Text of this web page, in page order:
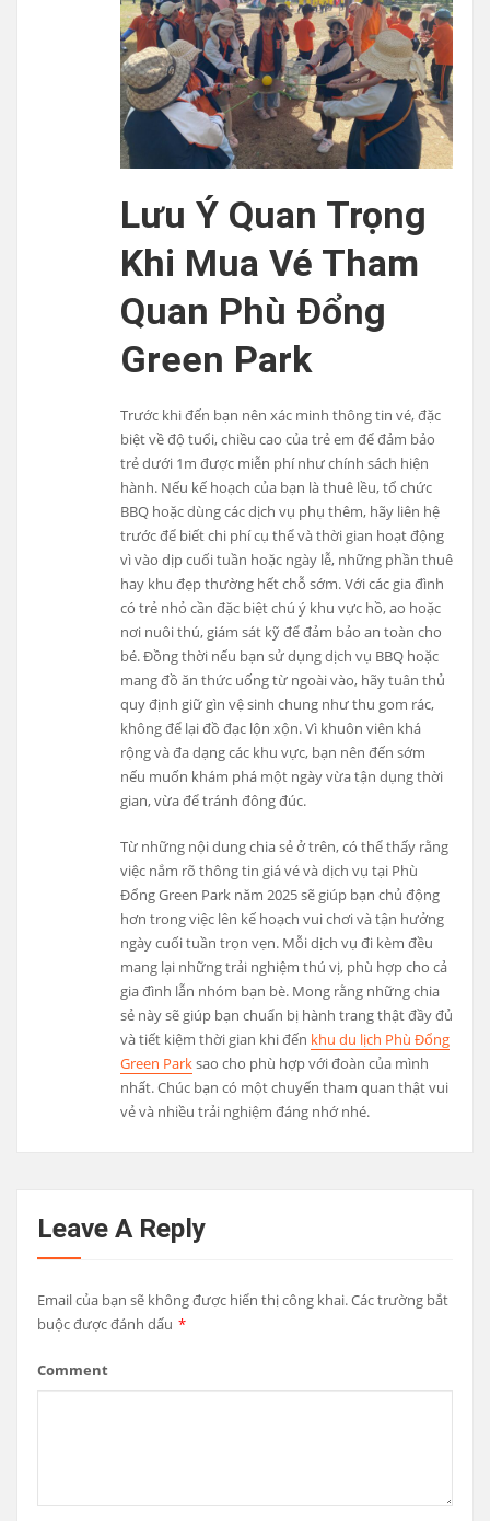
Lưu Ý Quan Trọng
Khi Mua Vé Tham
Quan Phù Đổng
Green Park
Trước khi đến bạn nên xác minh thông tin vé, đặc
biệt về độ tuổi, chiều cao của trẻ em để đảm bảo
trẻ dưới 1m được miễn phí như chính sách hiện
hành. Nếu kế hoạch của bạn là thuê lều, tổ chức
BBQ hoặc dùng các dịch vụ phụ thêm, hãy liên hệ
trước để biết chi phí cụ thể và thời gian hoạt động
vì vào dịp cuối tuần hoặc ngày lễ, những phần thuê
hay khu đẹp thường hết chỗ sớm. Với các gia đình
có trẻ nhỏ cần đặc biệt chú ý khu vực hồ, ao hoặc
nơi nuôi thú, giám sát kỹ để đảm bảo an toàn cho
bé. Đồng thời nếu bạn sử dụng dịch vụ BBQ hoặc
mang đồ ăn thức uống từ ngoài vào, hãy tuân thủ
quy định giữ gìn vệ sinh chung như thu gom rác,
không để lại đồ đạc lộn xộn. Vì khuôn viên khá
rộng và đa dạng các khu vực, bạn nên đến sớm
nếu muốn khám phá một ngày vừa tận dụng thời
gian, vừa để tránh đông đúc.
Từ những nội dung chia sẻ ở trên, có thể thấy rằng
việc nắm rõ thông tin giá vé và dịch vụ tại Phù
Đổng Green Park năm 2025 sẽ giúp bạn chủ động
hơn trong việc lên kế hoạch vui chơi và tận hưởng
ngày cuối tuần trọn vẹn. Mỗi dịch vụ đi kèm đều
mang lại những trải nghiệm thú vị, phù hợp cho cả
gia đình lẫn nhóm bạn bè. Mong rằng những chia
sẻ này sẽ giúp bạn chuẩn bị hành trang thật đầy đủ
và tiết kiệm thời gian khi đến khu du lịch Phù Đổng
Green Parksao cho phù hợp với đoàn của mình
nhất. Chúc bạn có một chuyến tham quan thật vui
vẻ và nhiều trải nghiệm đáng nhớ nhé.
Leave A Reply
Email của bạn sẽ không được hiển thị công khai.Các trường bắt
buộc được đánh dấu *
Comment